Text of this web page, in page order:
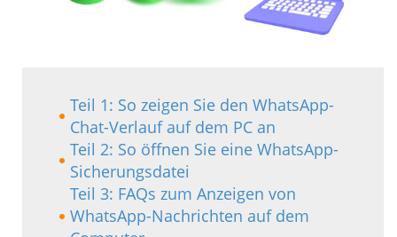
Teil 1: So zeigen Sie den WhatsApp-
Chat-Verlauf auf dem PC an
Teil 2: So öffnen Sie eine WhatsApp-
Sicherungsdatei
Teil 3: FAQs zum Anzeigen von
WhatsApp-Nachrichten auf dem